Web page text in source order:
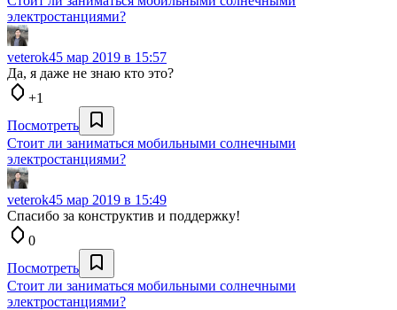
электростанциями?
veterok45 мар 2019 в 15:57
Да, я даже не знаю кто это?
+1
Посмотреть
Стоит ли заниматься мобильными солнечными
электростанциями?
veterok45 мар 2019 в 15:49
Спасибо за конструктив и поддержку!
0
Посмотреть
Стоит ли заниматься мобильными солнечными
электростанциями?